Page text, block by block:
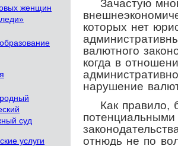
женщин
суд
услуги
Зачастую
которых нет
валютного
когда в
нарушение
Как правило,
отнюдь не по